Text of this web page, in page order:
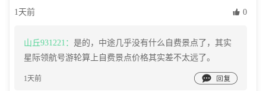
1天前  0
山丘931221： 是的，中途几乎没有什么自费景点了，其实
星际领航号游轮算上自费景点价格其实差不太远了。
1天前 